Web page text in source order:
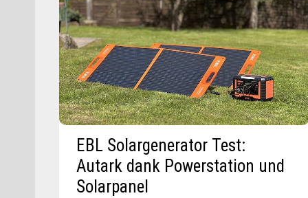
EBL Solargenerator Test:
Autark dank Powerstation und
Solarpanel